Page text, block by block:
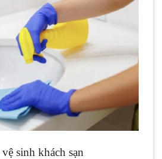
sinh khách sạn